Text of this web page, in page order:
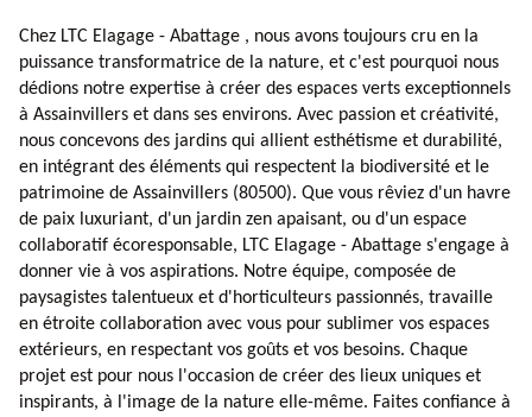
Chez LTC Elagage - Abattage , nous avons toujours cru en la
puissance transformatrice de la nature, et c'est pourquoi nous
dédions notre expertise à créer des espaces verts exceptionnels
à Assainvillers et dans ses environs. Avec passion et créativité,
nous concevons des jardins qui allient esthétisme et durabilité,
en intégrant des éléments qui respectent la biodiversité et le
patrimoine de Assainvillers (80500). Que vous rêviez d'un havre
de paix luxuriant, d'un jardin zen apaisant, ou d'un espace
collaboratif écoresponsable, LTC Elagage - Abattage s'engage à
donner vie à vos aspirations. Notre équipe, composée de
paysagistes talentueux et d'horticulteurs passionnés, travaille
en étroite collaboration avec vous pour sublimer vos espaces
extérieurs, en respectant vos goûts et vos besoins. Chaque
projet est pour nous l'occasion de créer des lieux uniques et
inspirants, à l'image de la nature elle-même. Faites confiance à